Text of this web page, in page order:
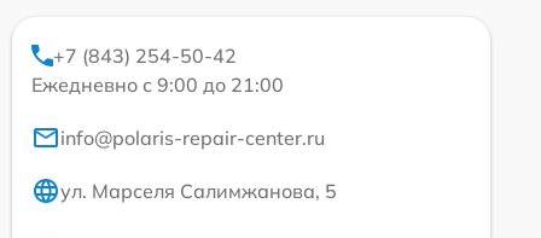
+7 (843) 254-50-42
Ежедневно с 9:00 до 21:00
info@polaris-repair-center.ru
ул. Марселя Салимжанова, 5